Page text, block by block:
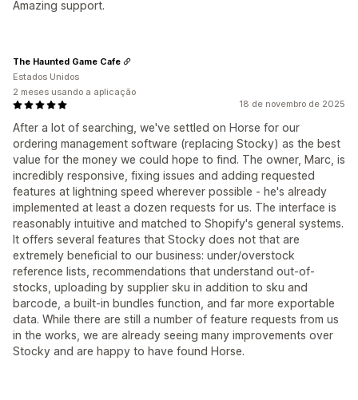
Amazing support.
18 de novembro de 2025
After a lot of searching, we've settled on Horse for our
ordering management software (replacing Stocky) as the best
value for the money we could hope to find. The owner, Marc, is
incredibly responsive, fixing issues and adding requested
features at lightning speed wherever possible - he's already
implemented at least a dozen requests for us. The interface is
reasonably intuitive and matched to Shopify's general systems.
It offers several features that Stocky does not that are
extremely beneficial to our business: under/overstock
reference lists, recommendations that understand out-of-
stocks, uploading by supplier sku in addition to sku and
barcode, a built-in bundles function, and far more exportable
data. While there are still a number of feature requests from us
in the works, we are already seeing many improvements over
Stocky and are happy to have found Horse.
The Haunted Game Cafe
Estados Unidos
2 meses usando a aplicação